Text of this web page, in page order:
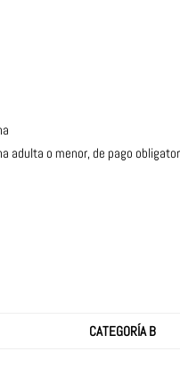
adulta o menor, de pago
CATEGORÍA B